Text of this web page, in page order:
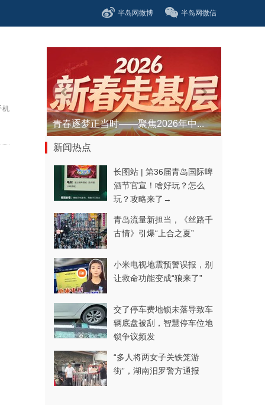
半岛网微博 半岛网微信
机
青春逐梦正当时——聚焦2026年中...
新闻热点
长图站 | 第36届青岛国际啤
酒节官宣！啥好玩？怎么
玩？攻略来了→
青岛流量新担当，《丝路千
古情》引爆“上合之夏”
小米电视地震预警误报，别
让救命功能变成“狼来了”
交了停车费地锁未落导致车
辆底盘被刮，智慧停车位地
锁争议频发
“多人将两女子关铁笼游
街”，湖南汨罗警方通报